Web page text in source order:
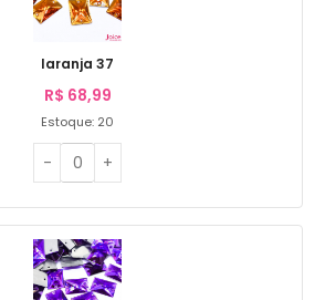
laranja 37
R$ 68,99
Estoque: 20